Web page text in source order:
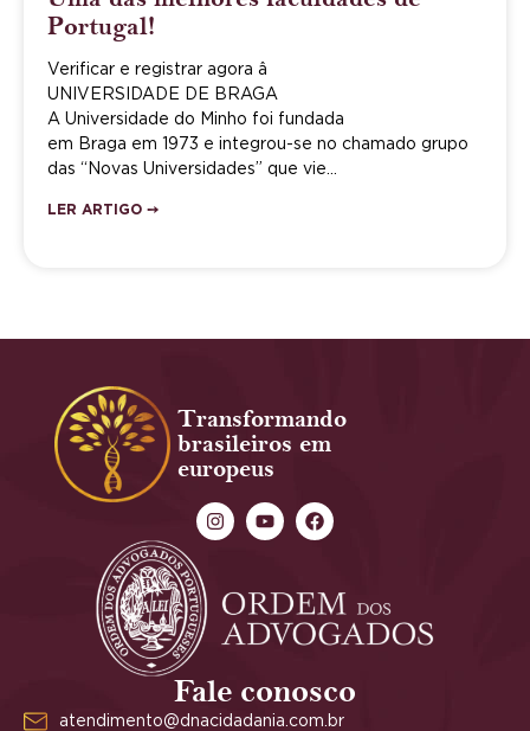
Portugal!
Verificar e registrar agora â
UNIVERSIDADE DE BRAGA
A Universidade do Minho foi fundada
em Braga em 1973 e integrou-se no chamado grupo
das “Novas Universidades” que vie…
LER ARTIGO ➙
Transformando
brasileiros em
europeus
Fale conosco
atendimento@dnacidadania.com.br